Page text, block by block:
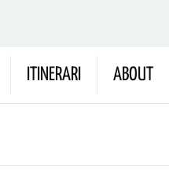
ITINERARI ABOUT